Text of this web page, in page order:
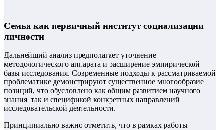
Семья как первичный институт социализации
личности
Дальнейший анализ предполагает уточнение
методологического аппарата и расширение эмпирической
базы исследования. Современные подходы к рассматриваемой
проблематике демонстрируют существенное многообразие
позиций, что обусловлено как общим развитием научного
знания, так и спецификой конкретных направлений
исследовательской деятельности.
Принципиально важно отметить, что в рамках работы